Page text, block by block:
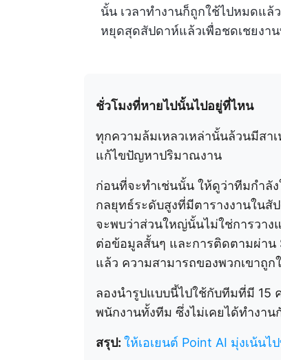
นั้น เวลาทำงานก็ถูกใช้ไปหมดแล้
หยุดสุดสัปดาห์แล้วเพื่อชดเชยงาน
ชั่วโมงที่หายไปนั้นไปอยู่ที่ไหน
ทุกความล้มเหลวเหล่านั้นล้วนมีสา
แก้ไขปัญหาปริมาณงาน
ก่อนที่จะทำเช่นนั้น ให้ดูว่าทีมกำลัง
กลยุทธ์ระดับสูงที่มีตารางงานในสั
จะพบว่าส่วนใหญ่นั้นไม่ใช่การวาง
ต่อข้อมูลสั้นๆ และการติดตามผ่าน
แล้ว ความสามารถของพวกเขาถูก
ลองนำรูปแบบนี้ไปใช้กับทีมที่มี 15
พนักงานทั้งทีม ซึ่งไม่เคยได้ทำงาน
สรุป: ให้เอเยนต์ Point AI มุ่งเน้นไ